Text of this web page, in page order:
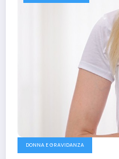
DONNA E GRAVIDANZA